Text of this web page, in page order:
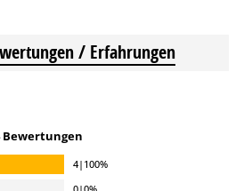
/ Erfahrungen
Bewertungen
4|100%